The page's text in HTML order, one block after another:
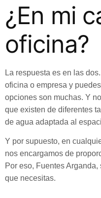
¿En mi
oficina?
La respuesta es en las
oficina o empresa y
opciones son muchas. Y
que existen de diferentes
de agua adaptada al
Y por supuesto, en
nos encargamos de
Por eso, Fuentes
que necesitas.